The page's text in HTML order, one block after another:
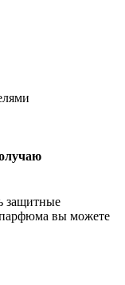
защитные
вы можете